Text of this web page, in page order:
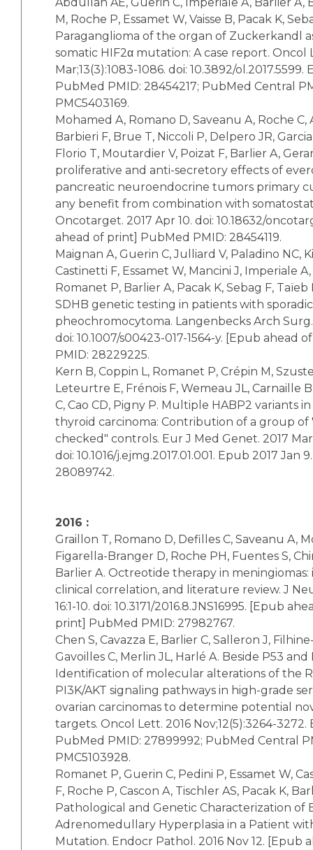
M, Roche P, Essamet W, Vaisse B, Pacak K,
Paraganglioma of the organ of Zuckerkandl
somatic HIF2α mutation: A case report. Oncol
Mar;13(3):1083-1086. doi: 10.3892/ol.2017.5599.
PubMed PMID: 28454217; PubMed Central
PMC5403169.
Mohamed A, Romano D, Saveanu A, Roche
Barbieri F, Brue T, Niccoli P, Delpero JR,
Florio T, Moutardier V, Poizat F, Barlier A,
proliferative and anti-secretory effects of
pancreatic neuroendocrine tumors primary
any benefit from combination with
Oncotarget. 2017 Apr 10. doi: 10.18632/
ahead of print] PubMed PMID: 28454119.
Maignan A, Guerin C, Julliard V, Paladino NC,
Castinetti F, Essamet W, Mancini J, Imperiale
Romanet P, Barlier A, Pacak K, Sebag F,
SDHB genetic testing in patients with sporadic
pheochromocytoma. Langenbecks Arch Surg.
doi: 10.1007/s00423-017-1564-y. [Epub ahead
PMID: 28229225.
Kern B, Coppin L, Romanet P, Crépin M,
Leteurtre E, Frénois F, Wemeau JL, Carnaille
C, Cao CD, Pigny P. Multiple HABP2 variants
thyroid carcinoma: Contribution of a group of
checked" controls. Eur J Med Genet. 2017
doi: 10.1016/j.ejmg.2017.01.001. Epub 2017 Jan
28089742.
2016 :
Graillon T, Romano D, Defilles C, Saveanu A,
Figarella-Branger D, Roche PH, Fuentes S,
Barlier A. Octreotide therapy in meningiomas:
clinical correlation, and literature review. J
16:1-10. doi: 10.3171/2016.8.JNS16995. [Epub
print] PubMed PMID: 27982767.
Chen S, Cavazza E, Barlier C, Salleron J,
Gavoilles C, Merlin JL, Harlé A. Beside P53 and
Identification of molecular alterations of the
PI3K/AKT signaling pathways in high-grade
ovarian carcinomas to determine potential
targets. Oncol Lett. 2016 Nov;12(5):3264-3272.
PubMed PMID: 27899992; PubMed Central
PMC5103928.
Romanet P, Guerin C, Pedini P, Essamet W,
F, Roche P, Cascon A, Tischler AS, Pacak K,
Pathological and Genetic Characterization of
Adrenomedullary Hyperplasia in a Patient
Mutation. Endocr Pathol. 2016 Nov 12. [Epub